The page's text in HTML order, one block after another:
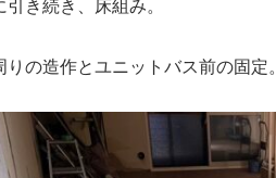
引き続き、床組み。
りの造作とユニットバス前の固定。